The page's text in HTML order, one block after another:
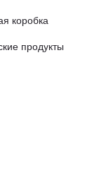
коробка
продукты